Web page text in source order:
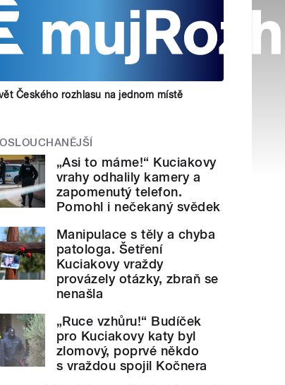
Českého rozhlasu na jednom místě
„Asi to máme!“ Kuciakovy
vrahy odhalily kamery a
zapomenutý telefon.
Pomohl i nečekaný svědek
Manipulace s těly a chyba
patologa. Šetření
Kuciakovy vraždy
provázely otázky, zbraň se
nenašla
„Ruce vzhůru!“ Budíček
pro Kuciakovy katy byl
zlomový, poprvé někdo
s vraždou spojil Kočnera